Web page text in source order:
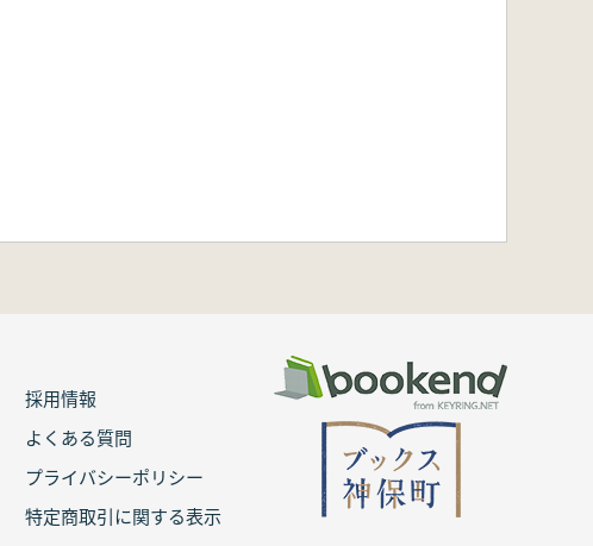
採用情報
よくある質問
プライバシーポリシー
特定商取引に関する表示